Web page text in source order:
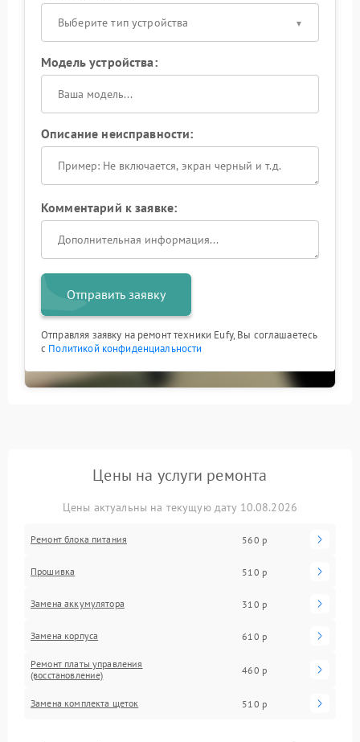
Выберите тип устройства
Модель устройства:
Описание неисправности:
Комментарий к заявке:
Отправить заявку
Отправляя заявку на ремонт техники Eufy, Вы соглашаетесь
с Политикой конфиденциальности
Цены на услуги ремонта
Цены актуальны на текущую дату 10.08.2026
Ремонт блока питания 560 р
Прошивка 510 р
Замена аккумулятора 310 р
Замена корпуса 610 р
Ремонт платы управления
(восстановление)
460 р
Замена комплекта щеток 510 р